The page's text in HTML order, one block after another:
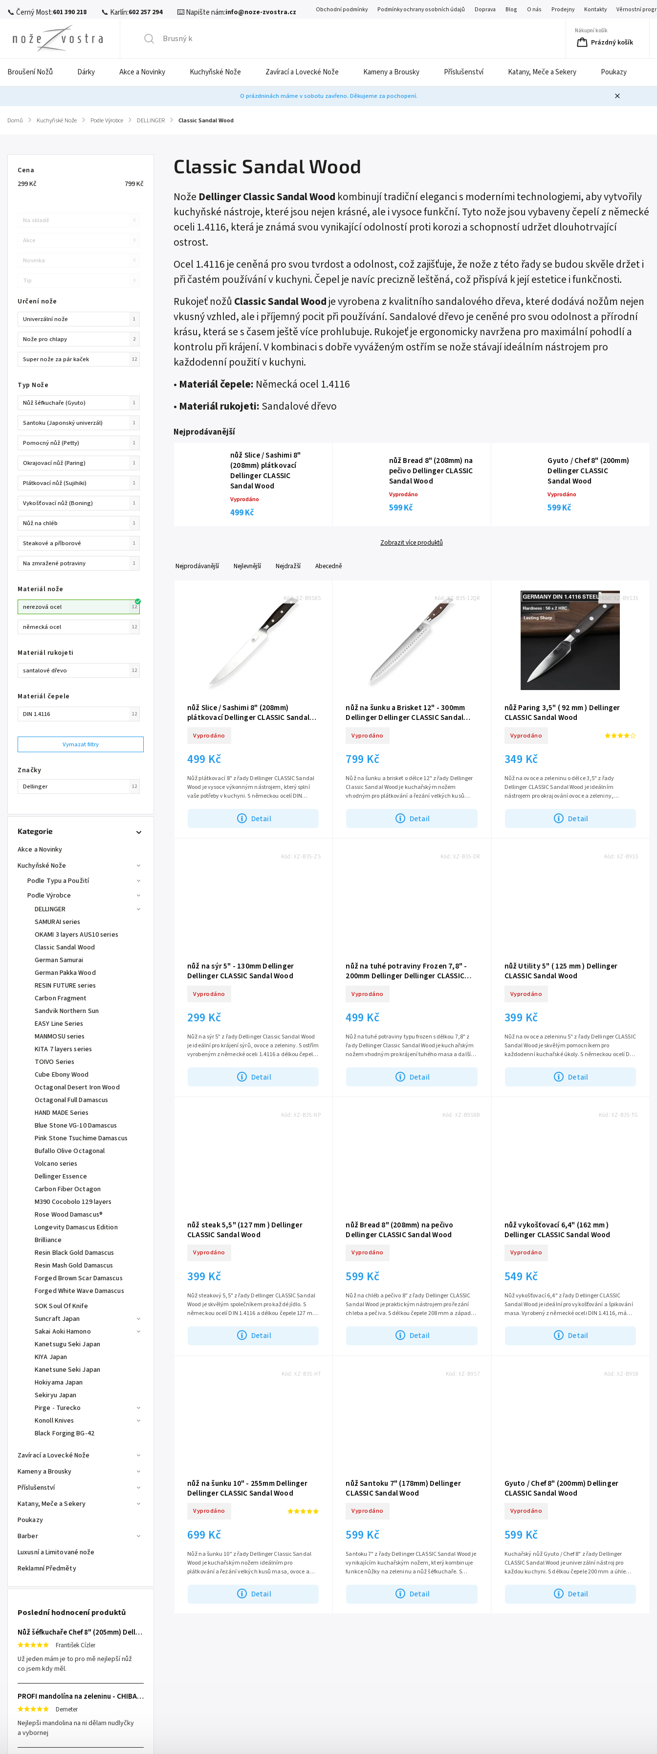
📞 Černý Most:601 390 218 📞 Karlín:602 257 294 ⌨️ Napište nám:info@noze-zvostra.cz Obchodní podmínky Podmínky ochrany osobních údajů Doprava Blog O nás Prodejny Kontakty Věrnostní
Nákupní košík
Prázdný košík
Broušení Nožů Dárky Akce a Novinky Kuchyňské Nože Zavírací a Lovecké Nože Kameny a Brousky Příslušenství Katany, Meče a Sekery Poukazy
O prázdninách máme v sobotu zavřeno. Děkujeme za pochopení.
Domů / Kuchyňské Nože / Podle Výrobce / DELLINGER / Classic Sandal Wood
Cena
299Kč 799Kč
Na skladě 0
Akce 0
Novinka 0
Tip 0
Značky
Dellinger 12
Určení nože
Univerzální nože 1
Nože pro chlapy 2
Super nože za pár kaček 12
Typ Nože
Nůž šéfkuchaře (Gyuto) 1
Santoku (Japonský univerzál) 1
Pomocný nůž (Petty) 1
Okrajovací nůž (Paring) 1
Plátkovací nůž (Sujihiki) 1
Vykošťovací nůž (Boning) 1
Nůž na chléb 1
Steakové a příborové 1
Na zmražené potraviny 1
Materiál nože
nerezová ocel 12
německá ocel 12
Materiál rukojeti
santalové dřevo 12
Materiál čepele
DIN 1.4116 12
Vymazat filtry
Kategorie
Akce a Novinky
Kuchyňské Nože
Podle Typu a Použití
Podle Výrobce
DELLINGER
SAMURAI series
OKAMI 3 layers AUS10 series
Classic Sandal Wood
German Samurai
German Pakka Wood
RESIN FUTURE series
Carbon Fragment
Sandvik Northern Sun
EASY Line Series
MANMOSU series
KITA 7 layers series
TOIVO Series
Cube Ebony Wood
Octagonal Desert Iron Wood
Octagonal Full Damascus
HAND MADE Series
Blue Stone VG-10 Damascus
Pink Stone Tsuchime Damascus
Bufallo Olive Octagonal
Volcano series
Dellinger Essence
Carbon Fiber Octagon
M390 Cocobolo 129 layers
Rose Wood Damascus®
Longevity Damascus Edition
Brilliance
Resin Black Gold Damascus
Resin Mash Gold Damascus
Forged Brown Scar Damascus
Forged White Wave Damascus
SOK Soul Of Knife
Suncraft Japan
Sakai Aoki Hamono
Kanetsugu Seki Japan
KIYA Japan
Kanetsune Seki Japan
Hokiyama Japan
Sekiryu Japan
Pirge - Turecko
Konoll Knives
Black Forging BG-42
Zavírací a Lovecké Nože
Kameny a Brousky
Příslušenství
Katany, Meče a Sekery
Poukazy
Barber
Luxusní a Limitované nože
Reklamní Předměty
Poslední hodnocení produktů
Nůž šéfkuchaře Chef 8" (205mm) Dellinger TOIVO - Professional Damascus
František Cízler
Už jeden mám je to pro mě nejlepší nůž
co jsem kdy měl.
PROFI mandolína na zeleninu - CHIBA Japan, sengiri slicekun
Demeter
Nejlepši mandolina na ni dělam nudlyčky
a vybornej
Classic Sandal Wood
Nože Dellinger Classic Sandal Wood kombinují tradiční eleganci s moderními technologiemi, aby vytvořily
kuchyňské nástroje, které jsou nejen krásné, ale i vysoce funkční. Tyto nože jsou vybaveny čepelí z německé
oceli 1.4116, která je známá svou vynikající odolností proti korozi a schopností udržet dlouhotrvající
ostrost.
Ocel 1.4116 je ceněná pro svou tvrdost a odolnost, což zajišťuje, že nože z této řady se budou skvěle držet i
při častém používání v kuchyni. Čepel je navíc precizně leštěná, což přispívá k její estetice i funkčnosti.
Rukojeť nožů Classic Sandal Woodje vyrobena z kvalitního sandalového dřeva, které dodává nožům nejen
vkusný vzhled, ale i příjemný pocit při používání. Sandalové dřevo je ceněné pro svou odolnost a přírodní
krásu, která se s časem ještě více prohlubuje. Rukojeť je ergonomicky navržena pro maximální pohodlí a
kontrolu při krájení. V kombinaci s dobře vyváženým ostřím se nože stávají ideálním nástrojem pro
každodenní použití v kuchyni.
• Materiál čepele: Německá ocel 1.4116
• Materiál rukojeti:Sandalové dřevo
Nejprodávanější
nůž Slice / Sashimi 8"
(208mm) plátkovací
Dellinger CLASSIC
Sandal Wood
Vyprodáno
499 Kč
nůž Bread 8" (208mm) na
pečivo Dellinger CLASSIC
Sandal Wood
Vyprodáno
599 Kč
Gyuto / Chef 8" (200mm)
Dellinger CLASSIC
Sandal Wood
Vyprodáno
599 Kč
Zobrazit více produktů
Nejprodávanější Nejlevnější Nejdražší Abecedně
nůž Slice / Sashimi 8" (208mm)
plátkovací Dellinger CLASSIC Sandal
Vyprodáno
499 Kč
Detail
Nůž plátkovací 8" z řady Dellinger CLASSIC Sandal
Wood je vysoce výkonným nástrojem, který splní
vaše potřeby v kuchyni. S německou ocelí DIN
Kód:XZ-B9S8S
nůž na šunku a Brisket 12" - 300mm
Dellinger Dellinger CLASSIC Sandal
Vyprodáno
799 Kč
Detail
Nůž na šunku a brisket o délce 12" z řady Dellinger
Classic Sandal Wood je kuchařským nožem
vhodným pro plátkování a řezání velkých kusů
Kód:XZ-B35-12QR
nůž Paring 3,5" ( 92 mm ) Dellinger
CLASSIC Sandal Wood
Vyprodáno
349 Kč
Detail
Nůž na ovoce a zeleninu o délce 3,5" z řady
Dellinger CLASSIC Sandal Wood je ideálním
nástrojem pro okrajování ovoce a zeleniny,
Kód: XZ-B9S35
nůž na sýr 5" - 130mm Dellinger
Dellinger CLASSIC Sandal Wood
Vyprodáno
299 Kč
Detail
Nůž na sýr 5" z řady Dellinger Classic Sandal Wood
je ideální pro krájení sýrů, ovoce a zeleniny. S ostřím
vyrobeným z německé oceli 1.4116 a délkou čepele
Kód:XZ-B35-ZS
nůž na tuhé potraviny Frozen 7,8" -
200mm Dellinger Dellinger CLASSIC
Vyprodáno
499 Kč
Detail
Nůž na tuhé potraviny typu frozen s délkou 7,8" z
řady Dellinger Classic Sandal Wood je kuchařským
nožem vhodným pro krájení tuhého masa a dalších
Kód: XZ-B35-DR
nůž Utility 5" ( 125 mm ) Dellinger
CLASSIC Sandal Wood
Vyprodáno
399 Kč
Detail
Nůž na ovoce a zeleninu 5" z řady Dellinger CLASSIC
Sandal Wood je skvělým pomocníkem pro
každodenní kuchařské úkoly. S německou ocelí DIN
Kód: XZ-B9S5
nůž steak 5,5" (127 mm ) Dellinger
CLASSIC Sandal Wood
Vyprodáno
399 Kč
Detail
Nůž steakový 5,5" z řady Dellinger CLASSIC Sandal
Wood je skvělým společníkem pro každé jídlo. S
německou ocelí DIN 1.4116 a délkou čepele 127 mm
Kód:XZ-B35-NP
nůž Bread 8" (208mm) na pečivo
Dellinger CLASSIC Sandal Wood
Vyprodáno
599 Kč
Detail
Nůž na chléb a pečivo 8" z řady Dellinger CLASSIC
Sandal Wood je praktickým nástrojem pro řezání
chleba a pečiva. S délkou čepele 208 mm a západní
Kód: XZ-B9S8B
nůž vykošťovací 6,4" (162 mm )
Dellinger CLASSIC Sandal Wood
Vyprodáno
549 Kč
Detail
Nůž vykošťovací 6,4" z řady Dellinger CLASSIC
Sandal Wood je ideální pro vykošťování a špikování
masa. Vyrobený z německé oceli DIN 1.4116, má
Kód: XZ-B35-TG
nůž na šunku 10" - 255mm Dellinger
Dellinger CLASSIC Sandal Wood
Vyprodáno
699 Kč
Detail
Nůž na šunku 10" z řady Dellinger Classic Sandal
Wood je kuchařským nožem ideálním pro
plátkování a řezání velkých kusů masa, ovoce a
Kód:XZ-B35-HT
nůž Santoku 7" (178mm) Dellinger
CLASSIC Sandal Wood
Vyprodáno
599 Kč
Detail
Santoku 7" z řady Dellinger CLASSIC Sandal Wood je
vynikajícím kuchařským nožem, který kombinuje
funkce nůžky na zeleninu a nůž šéfkuchaře. S
Kód: XZ-B9S7
Gyuto / Chef 8" (200mm) Dellinger
CLASSIC Sandal Wood
Vyprodáno
599 Kč
Detail
Kuchařský nůž Gyuto / Chef 8" z řady Dellinger
CLASSIC Sandal Wood je univerzální nástroj pro
každou kuchyni. S délkou čepele 200 mm a úhlem
Kód: XZ-B9S8